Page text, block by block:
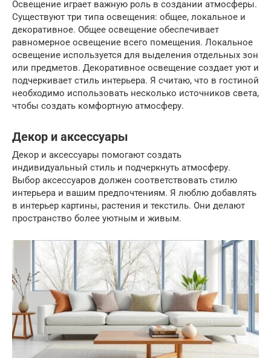
Освещение играет важную роль в создании атмосферы.
Существуют три типа освещения: общее, локальное и
декоративное. Общее освещение обеспечивает
равномерное освещение всего помещения. Локальное
освещение используется для выделения отдельных зон
или предметов. Декоративное освещение создает уют и
подчеркивает стиль интерьера. Я считаю, что в гостиной
необходимо использовать несколько источников света,
чтобы создать комфортную атмосферу.
Декор и аксессуары
Декор и аксессуары помогают создать
индивидуальный стиль и подчеркнуть атмосферу.
Выбор аксессуаров должен соответствовать стилю
интерьера и вашим предпочтениям. Я люблю добавлять
в интерьер картины, растения и текстиль. Они делают
пространство более уютным и живым.